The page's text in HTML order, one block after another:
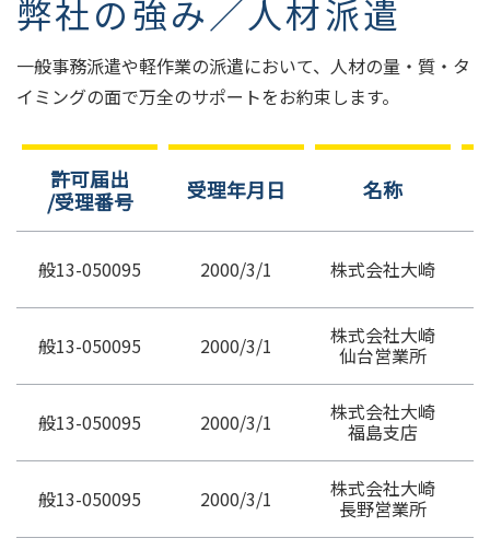
弊社の強み／人材派遣
一般事務派遣や軽作業の派遣において、人材の量・質・タ
イミングの面で万全のサポートをお約束します。
許可届出
/受理番号
般13-050095
般13-050095
般13-050095
般13-050095
受理年月日
2000/3/1
2000/3/1
2000/3/1
2000/3/1
名称
株式会社大崎
株式会社大崎
仙台営業所
株式会社大崎
福島支店
株式会社大崎
長野営業所